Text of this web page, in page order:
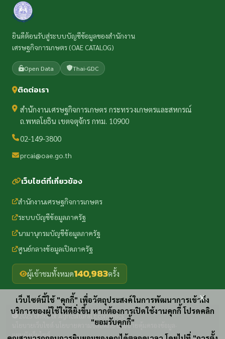
ยินดีต้อนรับสู่ระบบบัญชีข้อมูลของสำนักงาน
เศรษฐกิจการเกษตร (OAE CATALOG)
Open Data Thai-GDC
ติดต่อเรา
สำนักงานเศรษฐกิจการเกษตร กระทรวงเกษตรและสหกรณ์
ถ.พหลโยธิน เขตจตุจักร กทม. 10900
02-149-3800
prcai@oae.go.th
เว็บไซต์ที่เกี่ยวข้อง
สำนักงานเศรษฐกิจการเกษตร
ระบบบัญชีข้อมูลภาครัฐ
นามานุกรมบัญชีข้อมูลภาครัฐ
ศูนย์กลางข้อมูลเปิดภาครัฐ
ผู้เข้าชมทั้งหมด140,983ครั้ง
2025 Office of Agricultural Economics
นโยบายความปลอดภัย·นโยบายคุ้มครองข้อมูล
แผนผังเว็บไซต์
เว็บไซต์นี้ใช้ "คุกกี้" เพื่อวัตถุประสงค์ในการพัฒนาการเข้าถึง
บริการของผู้ใช้ให้ดียิ่งขึ้น หากต้องการเปิดใช้งานคุกกี้ โปรดคลิก
"ยอมรับคุกกี้"
x